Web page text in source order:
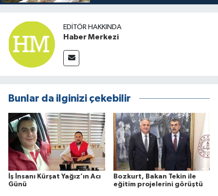
EDITÖR HAKKINDA
Haber Merkezi
Bunlar da ilginizi çekebilir
İş İnsanı Kürşat Yağız’ın Acı
Günü
Bozkurt, Bakan Tekin ile
eğitim projelerini görüştü